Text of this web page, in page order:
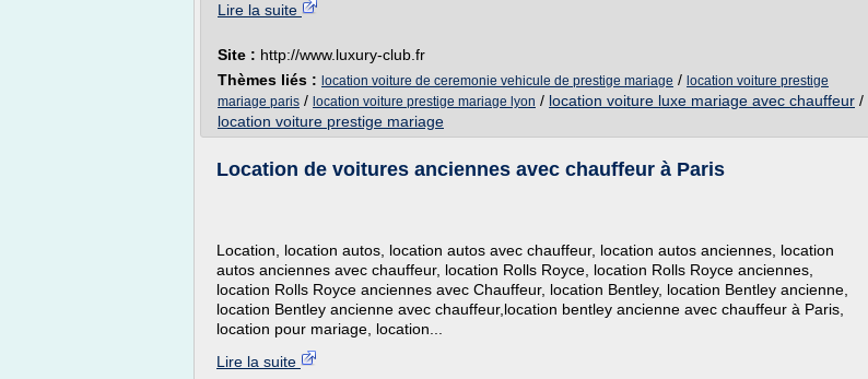
Lire la suite
Site : http://www.luxury-club.fr
Thèmes liés : location voiture de ceremonie vehicule de prestige mariage / location voiture prestige
mariage paris / location voiture prestige mariage lyon / location voiture luxe mariage avec chauffeur /
location voiture prestige mariage
Location de voitures anciennes avec chauffeur à Paris
Location, location autos, location autos avec chauffeur, location autos anciennes, location
autos anciennes avec chauffeur, location Rolls Royce, location Rolls Royce anciennes,
location Rolls Royce anciennes avec Chauffeur, location Bentley, location Bentley ancienne,
location Bentley ancienne avec chauffeur,location bentley ancienne avec chauffeur à Paris,
location pour mariage, location...
Lire la suite